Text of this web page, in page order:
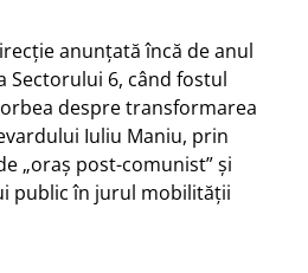
anunțată încă de anul
6, când fostul
despre transformarea
Iuliu Maniu, prin
„oraș post-comunist” și
public în jurul mobilității